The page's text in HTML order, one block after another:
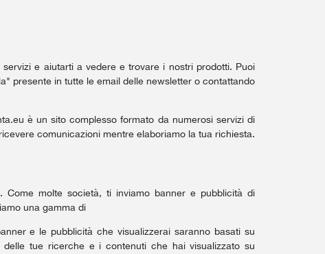
e aiutarti a vedere e trovare i nostri prodotti. Puoi
presente in tutte le email delle newsletter o contattando
è un sito complesso formato da numerosi servizi di
comunicazioni mentre elaboriamo la tua richiesta.
molte società, ti inviamo banner e pubblicità di
una gamma di
e le pubblicità che visualizzerai saranno basati su
tue ricerche e i contenuti che hai visualizzato su